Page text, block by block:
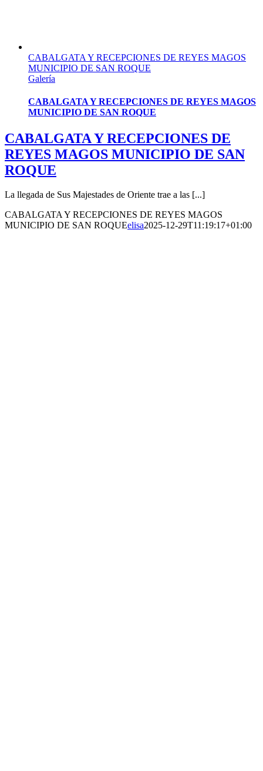
CABALGATA Y RECEPCIONES DE REYES MAGOS
MUNICIPIO DE SAN ROQUE
Galería
CABALGATA Y RECEPCIONES DE REYES MAGOS
MUNICIPIO DE SAN ROQUE
CABALGATA Y RECEPCIONES DE
REYES MAGOS MUNICIPIO DE SAN
ROQUE
La llegada de Sus Majestades de Oriente trae a las [...]
CABALGATA Y RECEPCIONES DE REYES MAGOS
MUNICIPIO DE SAN ROQUEelisa2025-12-29T11:19:17+01:00